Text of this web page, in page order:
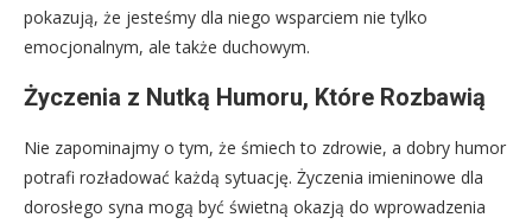
pokazują, że jesteśmy dla niego wsparciem nie tylko
emocjonalnym, ale także duchowym.
Życzenia z Nutką Humoru, Które Rozbawią
Nie zapominajmy o tym, że śmiech to zdrowie, a dobry humor
potrafi rozładować każdą sytuację. Życzenia imieninowe dla
dorosłego syna mogą być świetną okazją do wprowadzenia